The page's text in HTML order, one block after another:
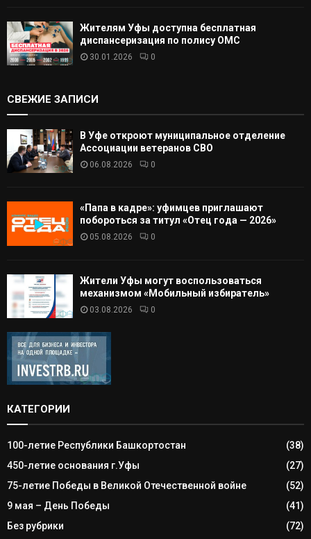
Жителям Уфы доступна бесплатная
диспансеризация по полису ОМС
30.01.2026 0
СВЕЖИЕ ЗАПИСИ
В Уфе откроют муниципальное отделение
Ассоциации ветеранов СВО
06.08.2026 0
«Папа в кадре»: уфимцев приглашают
побороться за титул «Отец года — 2026»
05.08.2026 0
Жители Уфы могут воспользоваться
механизмом «Мобильный избиратель»
03.08.2026 0
КАТЕГОРИИ
100-летие Республики Башкортостан
(38)
450-летие основания г.Уфы
(27)
75-летие Победы в Великой Отечественной войне
(52)
9 мая – День Победы
(41)
Без рубрики
(72)